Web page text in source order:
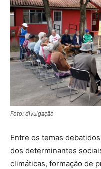
Foto: divulgação
Entre os temas
dos determinantes
climáticas, formação de